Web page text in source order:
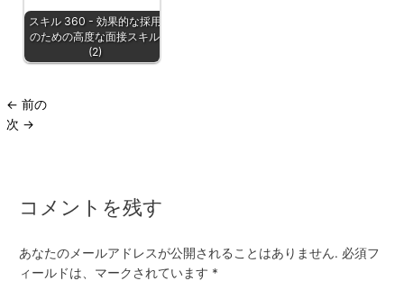
スキル 360 - 効果的な採用
のための高度な面接スキル
(2)
← 前の
次 →
コメントを残す
あなたのメールアドレスが公開されることはありません. 必須フ
ィールドは、マークされています *